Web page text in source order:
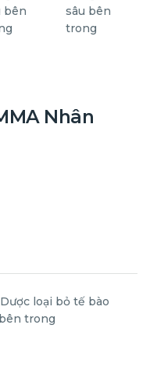
Nhân
loại bỏ tế bào
trong